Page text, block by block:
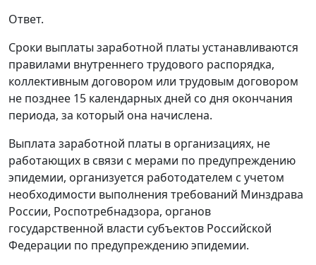
Ответ.
Сроки выплаты заработной платы устанавливаются
правилами внутреннего трудового распорядка,
коллективным договором или трудовым договором
не позднее 15 календарных дней со дня окончания
периода, за который она начислена.
Выплата заработной платы в организациях, не
работающих в связи с мерами по предупреждению
эпидемии, организуется работодателем с учетом
необходимости выполнения требований Минздрава
России, Роспотребнадзора, органов
государственной власти субъектов Российской
Федерации по предупреждению эпидемии.